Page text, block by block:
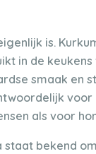
is.
in de
smaak en
voor
als voor
staat bekend